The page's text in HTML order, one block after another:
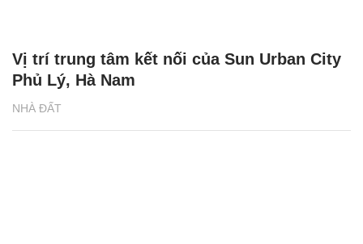
NHÀ ĐẤT
Vị trí trung tâm kết nối của Sun Urban City
Phủ Lý, Hà Nam